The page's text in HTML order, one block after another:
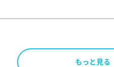
もっと見る